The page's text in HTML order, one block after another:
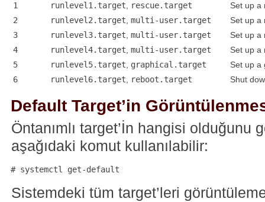
1
runlevel1.target rescue.target
Set up a
2
runlevel2.target multi-user.target
Set up a
3
runlevel3.target multi-user.target
Set up a
4
runlevel4.target multi-user.target
Set up a
5
runlevel5.target graphical.target
Set up a
6
runlevel6.target reboot.target Shut
Default Target’in
Öntanımlı target’İn hangisi olduğunu
aşağıdaki komut kullanılabilir:
Sistemdeki tüm target’leri